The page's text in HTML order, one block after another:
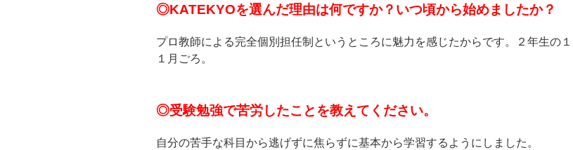
◎KATEKYOを選んだ理由は何ですか？いつ頃から始めましたか？
プロ教師による完全個別担任制というところに魅力を感じたからです。２年生の１
１月ごろ。
◎受験勉強で苦労したことを教えてください。
自分の苦手な科目から逃げずに焦らずに基本から学習するようにしました。